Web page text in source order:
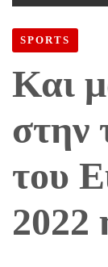
SPORTS
Και
στην
του
2022